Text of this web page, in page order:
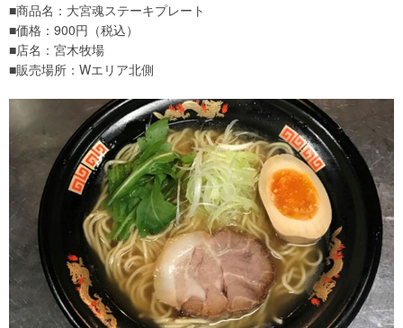
■商品名：大宮魂ステーキプレート
■価格：900円（税込）
■店名：宮木牧場
■販売場所：Wエリア北側